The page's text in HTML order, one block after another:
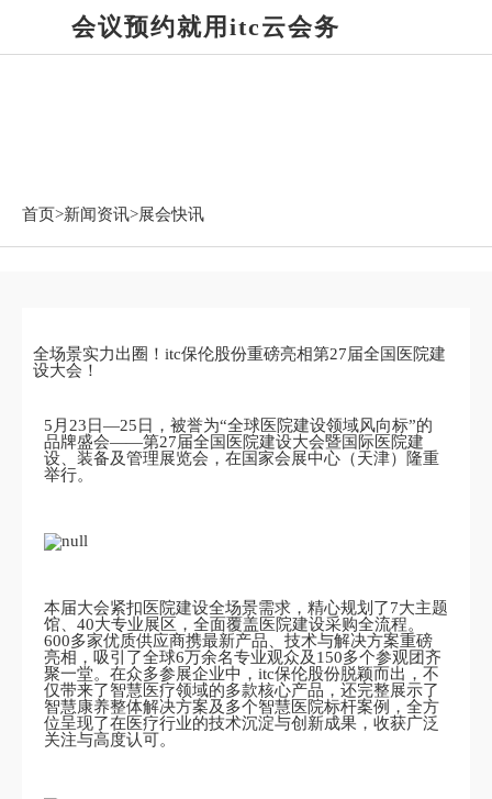
会议预约就用itc云会务
首页>新闻资讯>展会快讯
全场景实力出圈！itc保伦股份重磅亮相第27届全国医院建
设大会！
5月23日—25日，被誉为“全球医院建设领域风向标”的
品牌盛会——第27届全国医院建设大会暨国际医院建
设、装备及管理展览会，在国家会展中心（天津）隆重
举行。
本届大会紧扣医院建设全场景需求，精心规划了7大主题
馆、40大专业展区，全面覆盖医院建设采购全流程。
600多家优质供应商携最新产品、技术与解决方案重磅
亮相，吸引了全球6万余名专业观众及150多个参观团齐
聚一堂。在众多参展企业中，itc保伦股份脱颖而出，不
仅带来了智慧医疗领域的多款核心产品，还完整展示了
智慧康养整体解决方案及多个智慧医院标杆案例，全方
位呈现了在医疗行业的技术沉淀与创新成果，收获广泛
关注与高度认可。